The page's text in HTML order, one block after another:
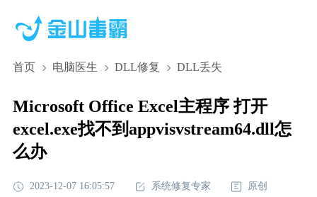
首页 电脑医生 DLL修复 DLL丢失
Microsoft Office Excel主程序 打开
excel.exe找不到appvisvstream64.dll怎
么办
2023-12-07 16:05:57 系统修复专家 原创